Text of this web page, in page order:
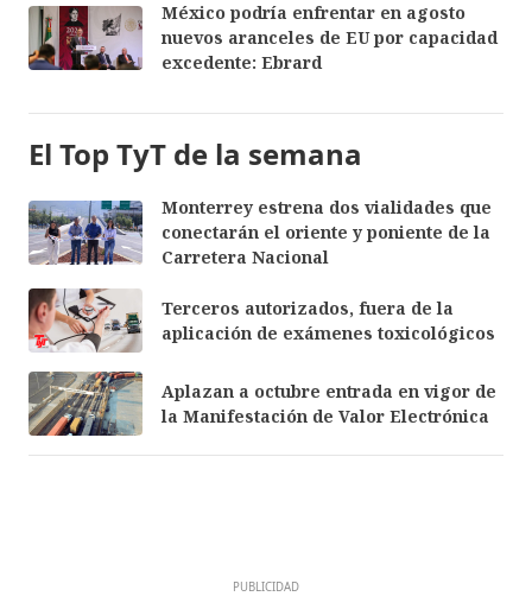
México podría enfrentar en agosto
nuevos aranceles de EU por capacidad
excedente: Ebrard
El Top TyT de la semana
Monterrey estrena dos vialidades que
conectarán el oriente y poniente de la
Carretera Nacional
Terceros autorizados, fuera de la
aplicación de exámenes toxicológicos
Aplazan a octubre entrada en vigor de
la Manifestación de Valor Electrónica
PUBLICIDAD